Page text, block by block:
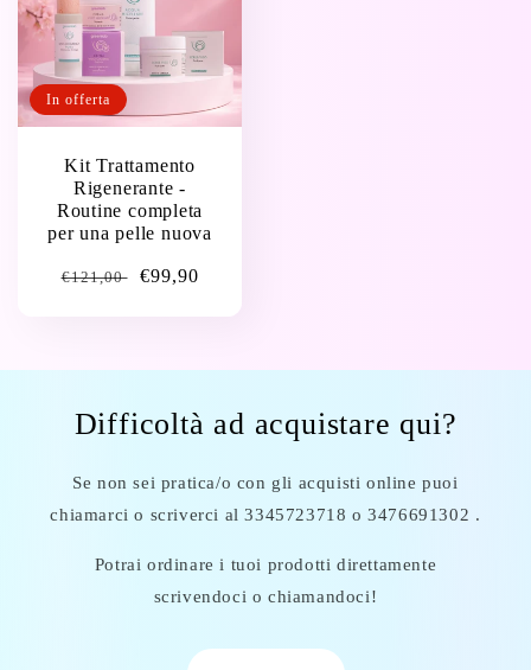
In offerta
Kit Trattamento
Rigenerante -
Routine completa
per una pelle nuova
Prezzo
€121,00
Prezzo
€99,90
Difficoltà ad acquistare qui?
Se non sei pratica/o con gli acquisti online puoi
chiamarci o scriverci al 3345723718 o 3476691302 .
Potrai ordinare i tuoi prodotti direttamente
scrivendoci o chiamandoci!